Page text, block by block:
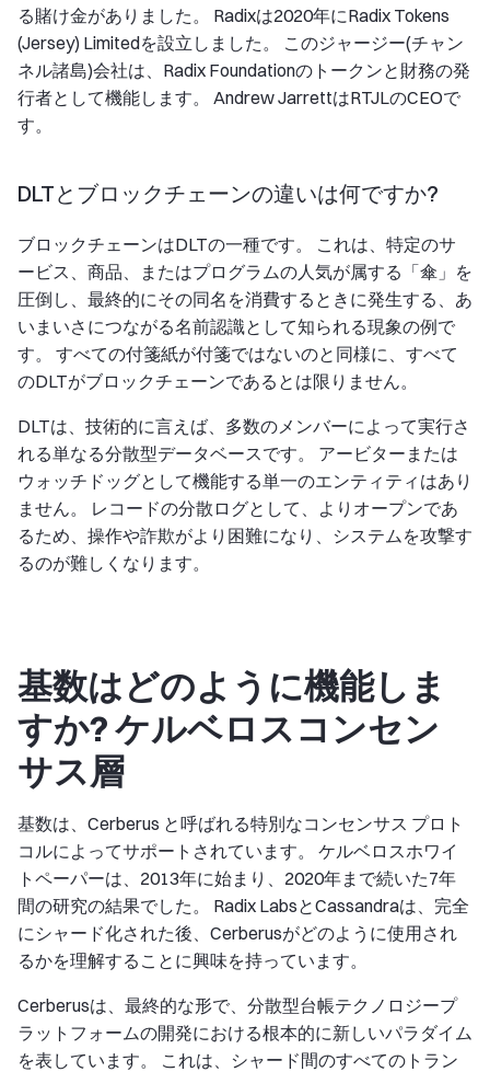
る賭け金がありました。 Radixは2020年にRadix Tokens
(Jersey) Limitedを設立しました。 このジャージー(チャン
ネル諸島)会社は、Radix Foundationのトークンと財務の発
行者として機能します。 Andrew JarrettはRTJLのCEOで
す。
DLTとブロックチェーンの違いは何ですか?
ブロックチェーンはDLTの一種です。 これは、特定のサ
ービス、商品、またはプログラムの人気が属する「傘」を
圧倒し、最終的にその同名を消費するときに発生する、あ
いまいさにつながる名前認識として知られる現象の例で
す。 すべての付箋紙が付箋ではないのと同様に、すべて
のDLTがブロックチェーンであるとは限りません。
DLTは、技術的に言えば、多数のメンバーによって実行さ
れる単なる分散型データベースです。 アービターまたは
ウォッチドッグとして機能する単一のエンティティはあり
ません。 レコードの分散ログとして、よりオープンであ
るため、操作や詐欺がより困難になり、システムを攻撃す
るのが難しくなります。
基数はどのように機能しま
すか? ケルベロスコンセン
サス層
基数は、Cerberus と呼ばれる特別なコンセンサス プロト
コルによってサポートされています。 ケルベロスホワイ
トペーパーは、2013年に始まり、2020年まで続いた7年
間の研究の結果でした。 Radix LabsとCassandraは、完全
にシャード化された後、Cerberusがどのように使用され
るかを理解することに興味を持っています。
Cerberusは、最終的な形で、分散型台帳テクノロジープ
ラットフォームの開発における根本的に新しいパラダイム
を表しています。 これは、シャード間のすべてのトラン